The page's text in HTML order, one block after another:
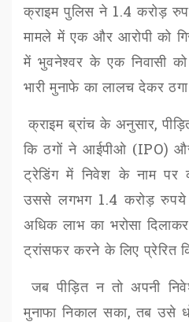
क्राइम पुलिस ने 1.4 करोड़
मामले में एक और आरोपी को
में भुवनेश्वर के एक निवासी
भारी मुनाफे का लालच देकर
क्राइम ब्रांच के अनुसार,
कि ठगों ने आईपीओ (IPO)
ट्रेडिंग में निवेश के नाम पर
उससे लगभग 1.4 करोड़ रुपये
अधिक लाभ का भरोसा
ट्रांसफर करने के लिए प्रेरित
जब पीड़ित न तो अपनी
मुनाफा निकाल सका,तब उसे